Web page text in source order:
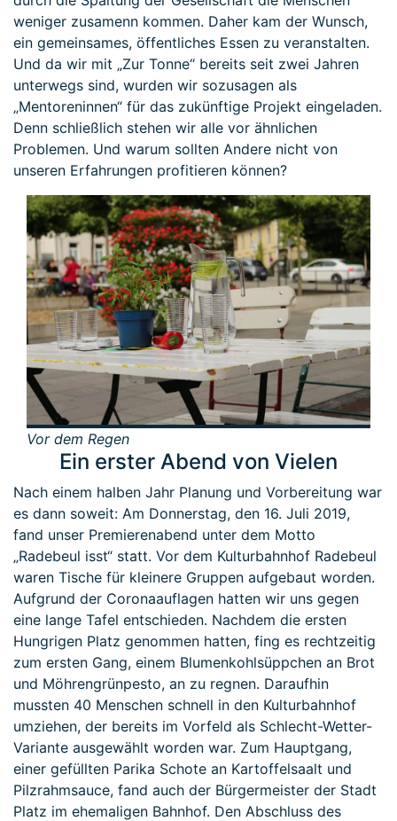
weniger zusamenn kommen. Daher kam der Wunsch,
ein gemeinsames, öffentliches Essen zu veranstalten.
Und da wir mit „Zur Tonne“ bereits seit zwei Jahren
unterwegs sind, wurden wir sozusagen als
„Mentoreninnen“ für das zukünftige Projekt eingeladen.
Denn schließlich stehen wir alle vor ähnlichen
Problemen. Und warum sollten Andere nicht von
unseren Erfahrungen profitieren können?
Vor dem Regen
Ein erster Abend von Vielen
Nach einem halben Jahr Planung und Vorbereitung war
es dann soweit: Am Donnerstag, den 16. Juli 2019,
fand unser Premierenabend unter dem Motto
„Radebeul isst“ statt. Vor dem Kulturbahnhof Radebeul
waren Tische für kleinere Gruppen aufgebaut worden.
Aufgrund der Coronaauflagen hatten wir uns gegen
eine lange Tafel entschieden. Nachdem die ersten
Hungrigen Platz genommen hatten, fing es rechtzeitig
zum ersten Gang, einem Blumenkohlsüppchen an Brot
und Möhrengrünpesto, an zu regnen. Daraufhin
mussten 40 Menschen schnell in den Kulturbahnhof
umziehen, der bereits im Vorfeld als Schlecht-Wetter-
Variante ausgewählt worden war. Zum Hauptgang,
einer gefüllten Parika Schote an Kartoffelsaalt und
Pilzrahmsauce, fand auch der Bürgermeister der Stadt
Platz im ehemaligen Bahnhof. Den Abschluss des